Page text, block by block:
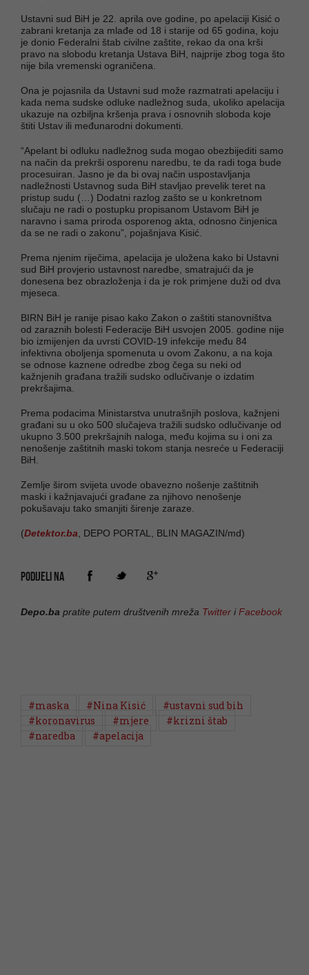
Ustavni sud BiH je 22. aprila ove godine, po apelaciji Kisić o
zabrani kretanja za mlađe od 18 i starije od 65 godina, koju
je donio Federalni štab civilne zaštite, rekao da ona krši
pravo na slobodu kretanja Ustava BiH, najprije zbog toga što
nije bila vremenski ograničena.
Ona je pojasnila da Ustavni sud može razmatrati apelaciju i
kada nema sudske odluke nadležnog suda, ukoliko apelacija
ukazuje na ozbiljna kršenja prava i osnovnih sloboda koje
štiti Ustav ili međunarodni dokumenti.
“Apelant bi odluku nadležnog suda mogao obezbijediti samo
na način da prekrši osporenu naredbu, te da radi toga bude
procesuiran. Jasno je da bi ovaj način uspostavljanja
nadležnosti Ustavnog suda BiH stavljao prevelik teret na
pristup sudu (…) Dodatni razlog zašto se u konkretnom
slučaju ne radi o postupku propisanom Ustavom BiH je
naravno i sama priroda osporenog akta, odnosno činjenica
da se ne radi o zakonu”, pojašnjava Kisić.
Prema njenim riječima, apelacija je uložena kako bi Ustavni
sud BiH provjerio ustavnost naredbe, smatrajući da je
donesena bez obrazloženja i da je rok primjene duži od dva
mjeseca.
BIRN BiH je ranije pisao kako Zakon o zaštiti stanovništva
od zaraznih bolesti Federacije BiH usvojen 2005. godine nije
bio izmijenjen da uvrsti COVID-19 infekcije među 84
infektivna oboljenja spomenuta u ovom Zakonu, a na koja
se odnose kaznene odredbe zbog čega su neki od
kažnjenih građana tražili sudsko odlučivanje o izdatim
prekršajima.
Prema podacima Ministarstva unutrašnjih poslova, kažnjeni
građani su u oko 500 slučajeva tražili sudsko odlučivanje od
ukupno 3.500 prekršajnih naloga, među kojima su i oni za
nenošenje zaštitnih maski tokom stanja nesreće u Federaciji
BiH.
Zemlje širom svijeta uvode obavezno nošenje zaštitnih
maski i kažnjavajući građane za njihovo nenošenje
pokušavaju tako smanjiti širenje zaraze.
(Detektor.ba , DEPO PORTAL, BLIN MAGAZIN/md)
PODIJELI NA
Depo.ba pratite putem društvenih mreža Twitter iFacebook
#maska #Nina Kisić
#ustavni sud bih
#koronavirus
#mjere
#krizni štab
#naredba
#apelacija